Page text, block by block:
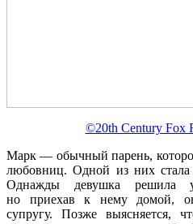
©20th Century Fox
Марк — обычный парень,
любовниц. Одной из них
Однажды девушка решила
но приехав к нему домой,
супругу. Позже выясняется,